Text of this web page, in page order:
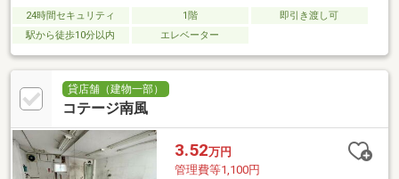
24時間セキュリティ 1階
即引き渡し可
駅から徒歩10分以内
エレベーター
貸店舗（建物一部）
コテージ南風
3.52万円
管理費等1,100円